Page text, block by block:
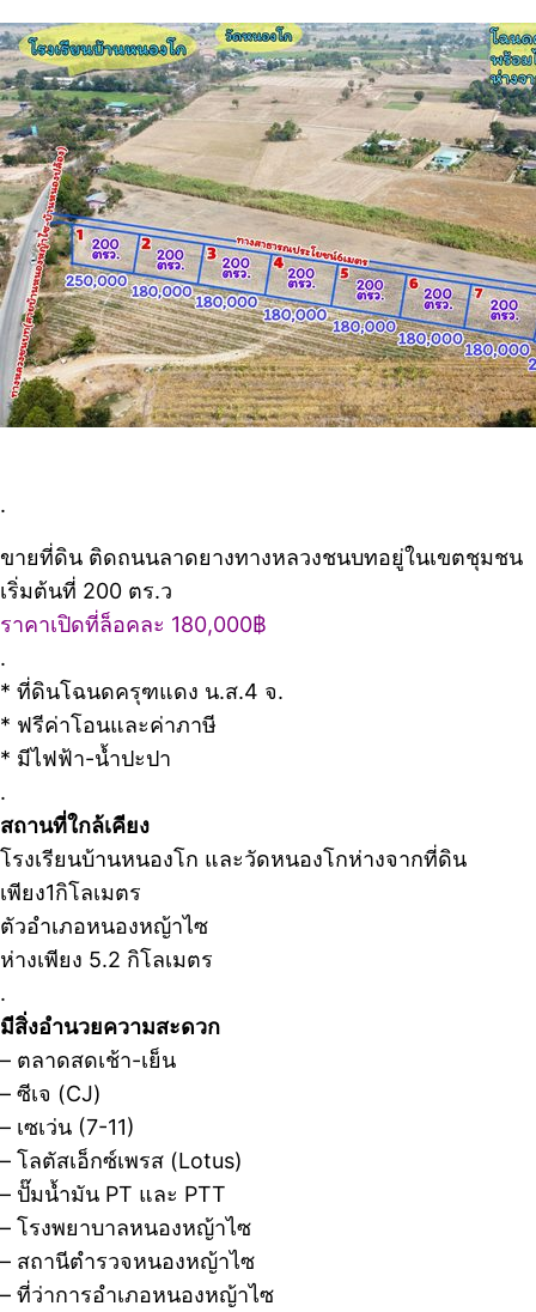
.
ขายที่ดิน ติดถนนลาดยางทางหลวงชนบทอยู่ในเขตชุมชน
เริ่มต้นที่ 200 ตร.ว
ราคาเปิดที่ล็อคละ 180,000฿
.
* ที่ดินโฉนดครุฑแดง น.ส.4 จ.
* ฟรีค่าโอนและค่าภาษี
* มีไฟฟ้า-น้ำปะปา
.
สถานที่ใกล้เคียง
โรงเรียนบ้านหนองโก และวัดหนองโกห่างจากที่ดิน
เพียง1กิโลเมตร
ตัวอำเภอหนองหญ้าไซ
ห่างเพียง 5.2 กิโลเมตร
.
มีสิ่งอำนวยความสะดวก
– ตลาดสดเช้า-เย็น
– ซีเจ (CJ)
– เซเว่น (7-11)
– โลตัสเอ็กซ์เพรส (Lotus)
– ปั๊มน้ำมัน PT และ PTT
– โรงพยาบาลหนองหญ้าไซ
– สถานีตำรวจหนองหญ้าไซ
– ที่ว่าการอำเภอหนองหญ้าไซ